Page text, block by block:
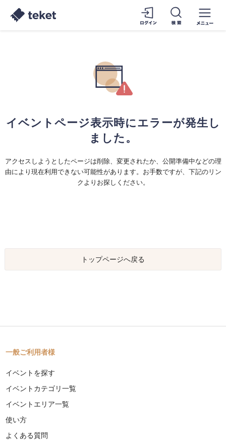
イベントページ表示時にエラーが発生し
ました。
アクセスしようとしたページは削除、変更されたか、公開準備中などの理
由により現在利用できない可能性があります。お手数ですが、下記のリン
クよりお探しください。
トップページへ戻る
一般ご利用者様
イベントを探す
イベントカテゴリ一覧
イベントエリア一覧
使い方
よくある質問